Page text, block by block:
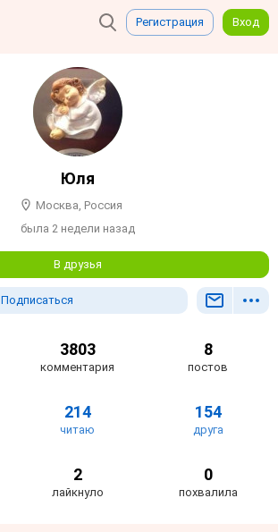
Регистрация Вход
Юля
Москва, Россия
была 2 недели назад
В друзья
Подписаться
3803
комментария
8
постов
214
читаю
154
друга
2
лайкнуло
0
похвалила